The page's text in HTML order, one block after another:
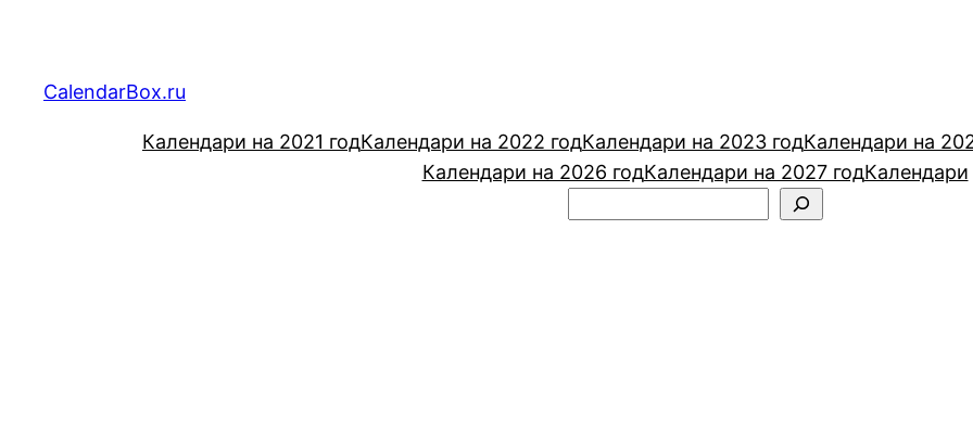
содержимому
CalendarBox.ru
Календари на 2021 годКалендари на 2022 годКалендари на 2023 годКалендари на
Календари на 2026 годКалендари на 2027 годКалендари